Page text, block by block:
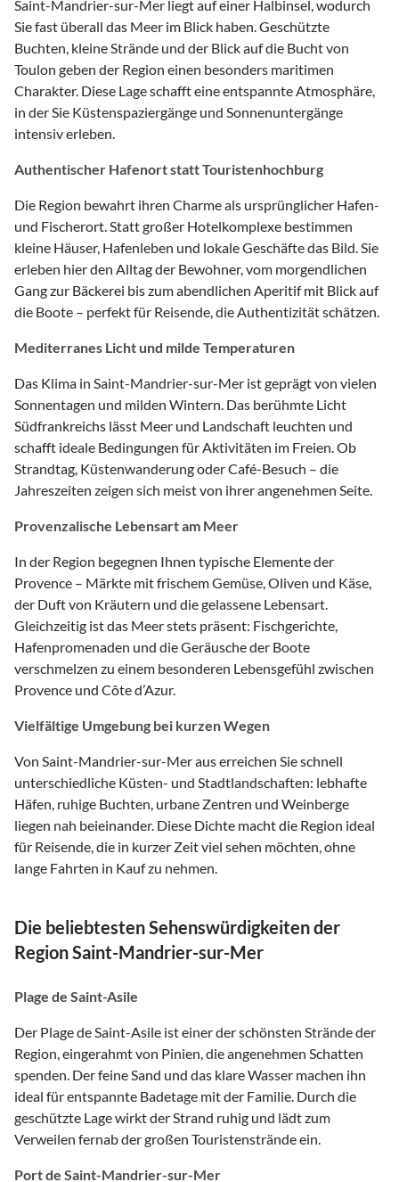
Saint-Mandrier-sur-Mer liegt auf einer Halbinsel, wodurch
Sie fast überall das Meer im Blick haben. Geschützte
Buchten, kleine Strände und der Blick auf die Bucht von
Toulon geben der Region einen besonders maritimen
Charakter. Diese Lage schafft eine entspannte Atmosphäre,
in der Sie Küstenspaziergänge und Sonnenuntergänge
intensiv erleben.
Authentischer Hafenort statt Touristenhochburg
Die Region bewahrt ihren Charme als ursprünglicher Hafen-
und Fischerort. Statt großer Hotelkomplexe bestimmen
kleine Häuser, Hafenleben und lokale Geschäfte das Bild. Sie
erleben hier den Alltag der Bewohner, vom morgendlichen
Gang zur Bäckerei bis zum abendlichen Aperitif mit Blick auf
die Boote – perfekt für Reisende, die Authentizität schätzen.
Mediterranes Licht und milde Temperaturen
Das Klima in Saint-Mandrier-sur-Mer ist geprägt von vielen
Sonnentagen und milden Wintern. Das berühmte Licht
Südfrankreichs lässt Meer und Landschaft leuchten und
schafft ideale Bedingungen für Aktivitäten im Freien. Ob
Strandtag, Küstenwanderung oder Café-Besuch – die
Jahreszeiten zeigen sich meist von ihrer angenehmen Seite.
Provenzalische Lebensart am Meer
In der Region begegnen Ihnen typische Elemente der
Provence – Märkte mit frischem Gemüse, Oliven und Käse,
der Duft von Kräutern und die gelassene Lebensart.
Gleichzeitig ist das Meer stets präsent: Fischgerichte,
Hafenpromenaden und die Geräusche der Boote
verschmelzen zu einem besonderen Lebensgefühl zwischen
Provence und Côte d’Azur.
Vielfältige Umgebung bei kurzen Wegen
Von Saint-Mandrier-sur-Mer aus erreichen Sie schnell
unterschiedliche Küsten- und Stadtlandschaften: lebhafte
Häfen, ruhige Buchten, urbane Zentren und Weinberge
liegen nah beieinander. Diese Dichte macht die Region ideal
für Reisende, die in kurzer Zeit viel sehen möchten, ohne
lange Fahrten in Kauf zu nehmen.
Die beliebtesten Sehenswürdigkeiten der
Region Saint-Mandrier-sur-Mer
Plage de Saint-Asile
Der Plage de Saint-Asile ist einer der schönsten Strände der
Region, eingerahmt von Pinien, die angenehmen Schatten
spenden. Der feine Sand und das klare Wasser machen ihn
ideal für entspannte Badetage mit der Familie. Durch die
geschützte Lage wirkt der Strand ruhig und lädt zum
Verweilen fernab der großen Touristenstrände ein.
Port de Saint-Mandrier-sur-Mer